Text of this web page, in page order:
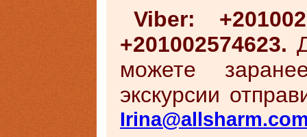
Viber:
+201002574623.
можете
экскурсии